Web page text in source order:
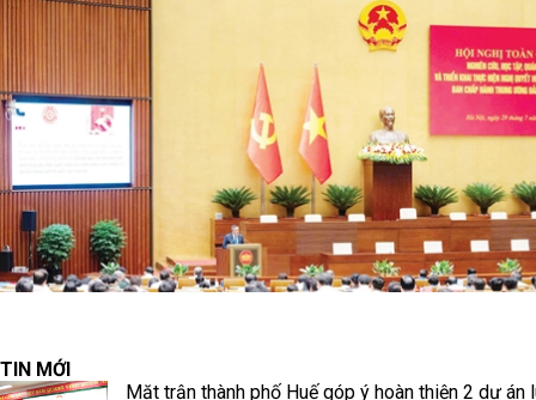
TIN MỚI
Mặt trận thành phố Huế góp ý hoàn thiện 2 dự án